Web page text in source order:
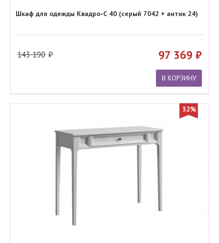
Шкаф для одежды Квадро-С 40 (серый 7042 + антик 24)
143 190 97 369
В КОРЗИНУ
32%